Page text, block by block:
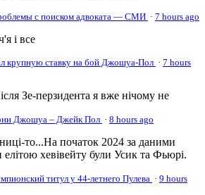
с поиском адвоката — СМИ · 7 hours ago
і все
крупную ставку на бой Джошуа-Пол · 7 hours
Зе-перзидента я вже нічому не
Джошуа – Джейк Пол · 8 hours ago
то...На початок 2024 за даними
елітою хевівейту були Усик та Фьюрі.
титул у 44-летнего Пулева · 9 hours